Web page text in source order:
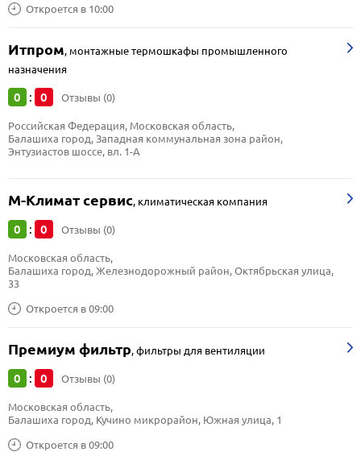
Откроется в 10:00
Итпром, монтажные термошкафы промышленного
назначения
0 : 0 Отзывы (0)
Российская Федерация, Московская область,
Балашиха город, Западная коммунальная зона район,
Энтузиастов шоссе, вл. 1-А
М-Климат сервис, климатическая компания
0 : 0 Отзывы (0)
Откроется в 09:00
Московская область,
Балашиха город, Железнодорожный район, Октябрьская улица,
33
Премиум фильтр,фильтры для вентиляции
0 : 0 Отзывы (0)
Откроется в 09:00
Московская область,
Балашиха город, Кучино микрорайон, Южная улица, 1